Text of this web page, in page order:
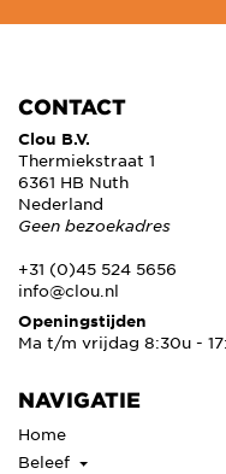
CONTACT
Clou B.V.
Thermiekstraat 1
6361 HB Nuth
Nederland
Geen bezoekadres
+31 (0)45 524 5656
info@clou.nl
Openingstijden
Ma t/m vrijdag 8:30u -
NAVIGATIE
Home
Beleef